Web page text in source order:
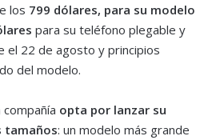
los 799 dólares, para su modelo
para su teléfono plegable y
el 22 de agosto y principios
del modelo.
opta por lanzar su
tamaños: un modelo más grande